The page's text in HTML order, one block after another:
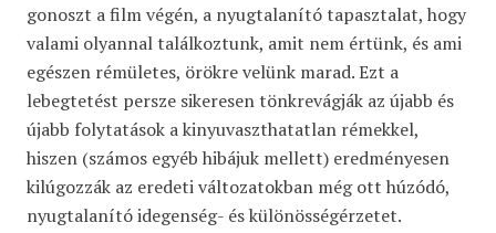
gonoszt a film végén, a nyugtalanító tapasztalat, hogy
valami olyannal találkoztunk, amit nem értünk, és ami
egészen rémületes, örökre velünk marad. Ezt a
lebegtetést persze sikeresen tönkrevágják az újabb és
újabb folytatások a kinyuvaszthatatlan rémekkel,
hiszen (számos egyéb hibájuk mellett) eredményesen
kilúgozzák az eredeti változatokban még ott húzódó,
nyugtalanító idegenség- és különösségérzetet.